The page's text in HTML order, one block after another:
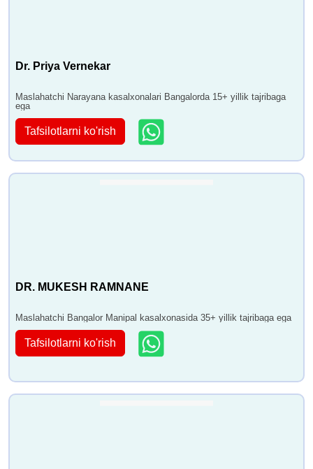
Dr. Priya Vernekar
Maslahatchi Narayana kasalxonalari Bangalorda 15+ yillik tajribaga
ega
Tafsilotlarni ko'rish
DR. MUKESH RAMNANE
Maslahatchi Bangalor Manipal kasalxonasida 35+ yillik tajribaga ega
Tafsilotlarni ko'rish